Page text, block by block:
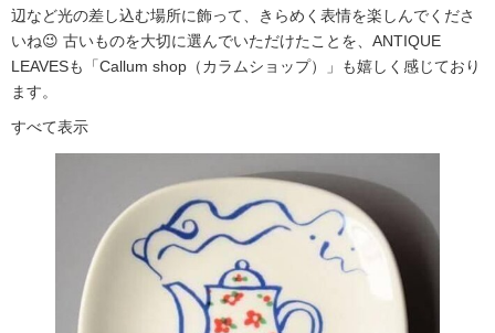
辺など光の差し込む場所に飾って、きらめく表情を楽しんでくださ
いね😉 古いものを大切に選んでいただけたことを、ANTIQUE
LEAVESも「Callum shop（カラムショップ）」も嬉しく感じており
ます。
すべて表示